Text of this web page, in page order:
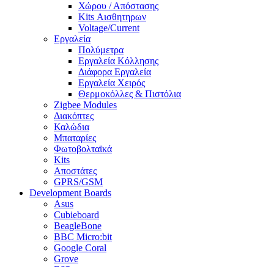
Χώρου / Απόστασης
Kits Αισθητηρων
Voltage/Current
Εργαλεία
Πολύμετρα
Εργαλεία Κόλλησης
Διάφορα Εργαλεία
Εργαλεία Χειρός
Θερμοκόλλες & Πιστόλια
Zigbee Modules
Διακόπτες
Καλώδια
Μπαταρίες
Φωτοβολταϊκά
Kits
Αποστάτες
GPRS/GSM
Development Boards
Asus
Cubieboard
BeagleBone
BBC Micro:bit
Google Coral
Grove